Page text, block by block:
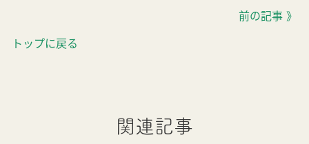
トップに戻る
前の記事 》
関連記事